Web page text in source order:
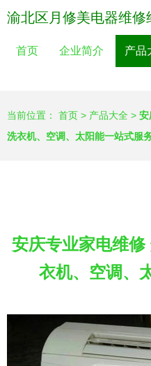
渝北区月修美电器维修
首页 企业简介 产品
当前位置： 首页 > 产品大全 > 安
洗衣机、空调、太阳能一站式服
安庆专业家电维
衣机、空调、